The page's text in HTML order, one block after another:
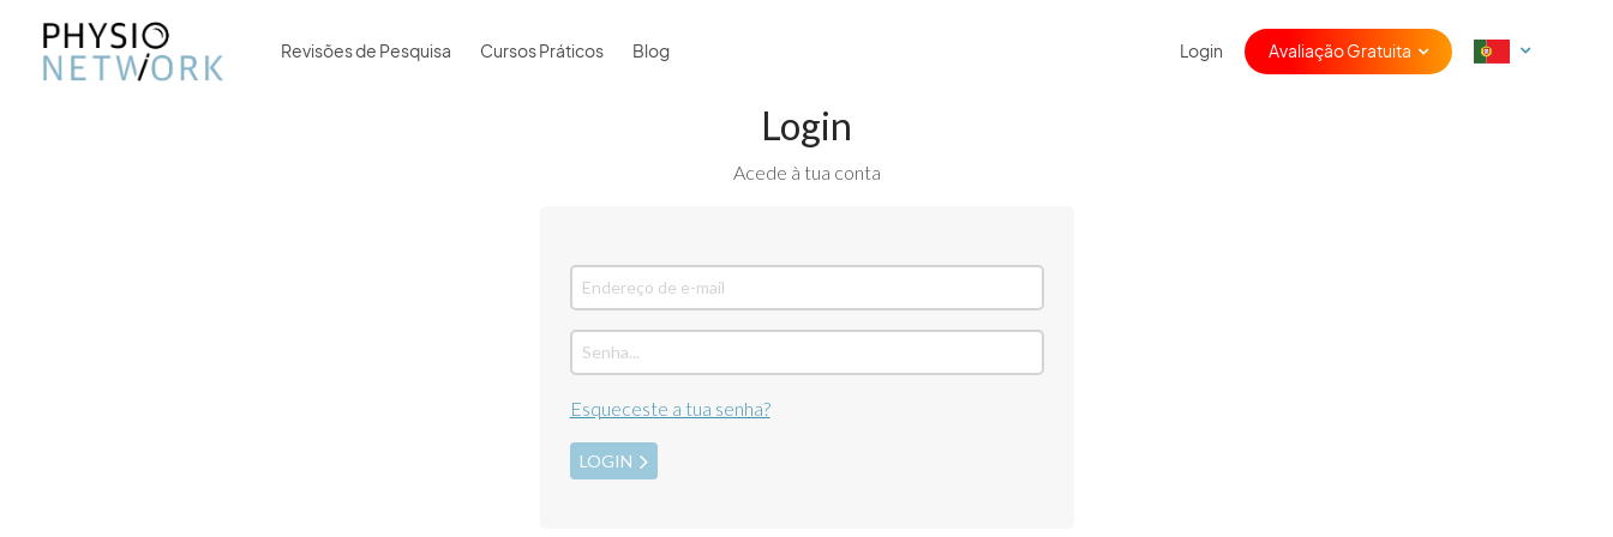
Revisões de Pesquisa Cursos Práticos Blog Login Avaliação Gratuita
Login
Acede à tua conta
Esqueceste a tua senha?
LOGIN